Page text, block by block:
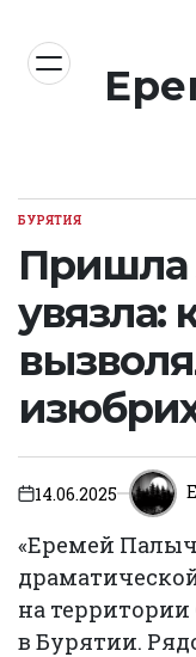
содержимому
ОПУБЛИКОВАНО
БУРЯТИЯ
Пришла
увязла:
on14.06.2025
«Еремей
на
в Бурятии.